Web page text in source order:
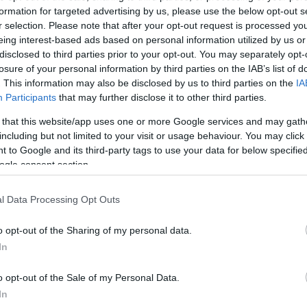
for targeted advertising by us, please use the below opt-out
selection. Please note that after your opt-out request is processed
interest-based ads based on personal information utilized by us
to third parties prior to your opt-out. You may separately
of your personal information by third parties on the IAB’s list of
This information may also be disclosed by us to third parties on the
Participants that may further disclose it to other third parties.
that this website/app uses one or more Google services and may
but not limited to your visit or usage behaviour. You may
to Google and its third-party tags to use your data for below
consent section.
Data Processing Opt Outs
opt-out of the Sharing of my personal data.
opt-out of the Sale of my Personal Data.
η συγγραφέας σε συνέντευξή της στο Vogue.
υγιείς τρόπους για να καταπραΰνω τις
βρέθηκα στη φύση για πρώτη φορά
και ανάκαμψη. Η σύνδεση με τον φυσικό κόσμο
που έπρεπε να κάνω κάθε μέρα, παράλληλα
και την υποστήριξη φίλων, οικογένειας